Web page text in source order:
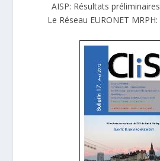
AISP: Résultats
Le Réseau EURONET